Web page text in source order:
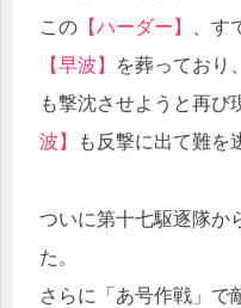
この 【ハーダー】 、
【早波】
を葬っており
も撃沈させようと再び
波】
も反撃に出て難を
ついに第十七駆逐隊か
た。
さらに「あ号作戦」で